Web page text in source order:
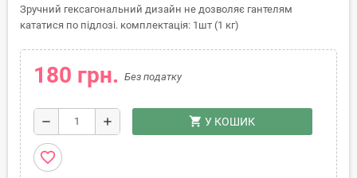
Зручний гексагональний дизайн не дозволяє гантелям
кататися по підлозі. комплектація: 1шт (1 кг)
180 грн. Без податку
remove add shopping_cart У КОШИК
favorite_border